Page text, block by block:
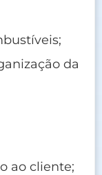
da
ao cliente;